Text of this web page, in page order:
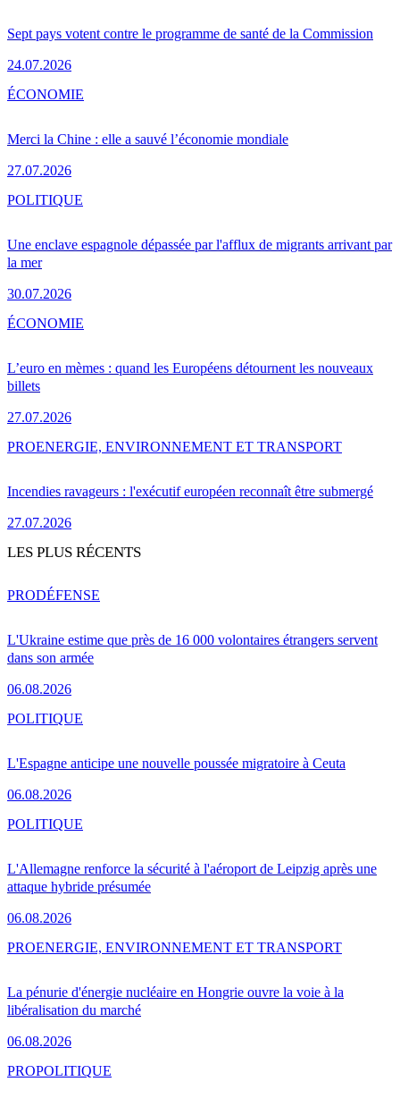
Sept pays votent contre le programme de santé de la Commission
24.07.2026
Merci la Chine : elle a sauvé l’économie mondiale
27.07.2026
ÉCONOMIE
Une enclave espagnole dépassée par l'afflux de migrants arrivant par
la mer
30.07.2026
POLITIQUE
L’euro en mèmes : quand les Européens détournent les nouveaux
billets
27.07.2026
ÉCONOMIE
Incendies ravageurs : l'exécutif européen reconnaît être submergé
27.07.2026
PROENERGIE, ENVIRONNEMENT ET TRANSPORT
LES PLUS RÉCENTS
L'Ukraine estime que près de 16 000 volontaires étrangers servent
dans son armée
06.08.2026
PRODÉFENSE
L'Espagne anticipe une nouvelle poussée migratoire à Ceuta
06.08.2026
POLITIQUE
L'Allemagne renforce la sécurité à l'aéroport de Leipzig après une
attaque hybride présumée
06.08.2026
POLITIQUE
La pénurie d'énergie nucléaire en Hongrie ouvre la voie à la
libéralisation du marché
06.08.2026
PROENERGIE, ENVIRONNEMENT ET TRANSPORT
PROPOLITIQUE